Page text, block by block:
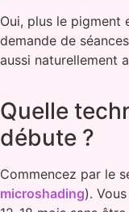
Oui, plus le pigment
demande de
aussi naturellement
Quelle
débute ?
Commencez par le
microshading).